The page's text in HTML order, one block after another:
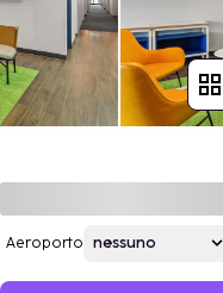
Aeroporto